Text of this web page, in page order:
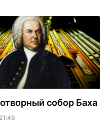
собор Баха